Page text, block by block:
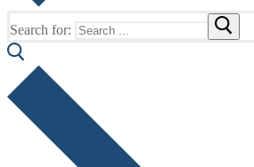
Search for: